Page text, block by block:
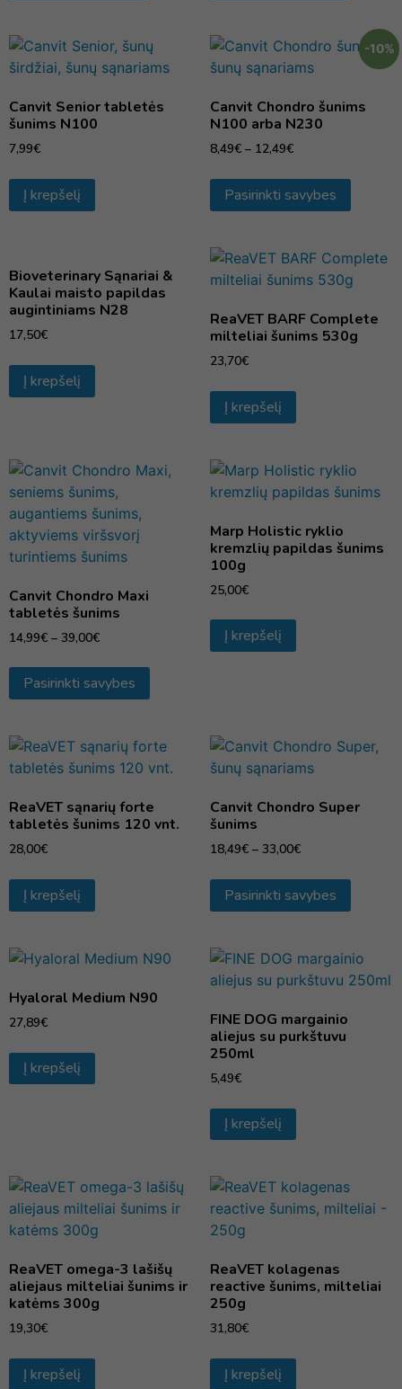
Canvit Senior tabletės
šunims N100
7,99€
Į krepšelį
-10%
Canvit Chondro šunims
N100 arba N230
8,49€ – 12,49€
Pasirinkti savybes
Bioveterinary Sąnariai &
Kaulai maisto papildas
augintiniams N28
17,50€
Į krepšelį
ReaVET BARF Complete
milteliai šunims 530g
23,70€
Į krepšelį
Canvit Chondro Maxi
tabletės šunims
14,99€ – 39,00€
Pasirinkti savybes
Marp Holistic ryklio
kremzlių papildas šunims
100g
25,00€
Į krepšelį
ReaVET sąnarių forte
tabletės šunims 120 vnt.
28,00€
Į krepšelį
Canvit Chondro Super
šunims
18,49€ – 33,00€
Pasirinkti savybes
Hyaloral Medium N90
27,89€
Į krepšelį
FINE DOG margainio
aliejus su purkštuvu
250ml
5,49€
Į krepšelį
ReaVET omega-3 lašišų
aliejaus milteliai šunims ir
katėms 300g
19,30€
Į krepšelį
ReaVET kolagenas
reactive šunims, milteliai
250g
31,80€
Į krepšelį